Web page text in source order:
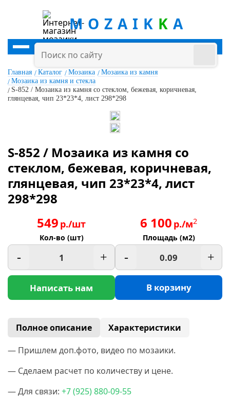
MOZAIK K A
Главная Каталог Мозаика
Мозаика из камня
Мозаика из камня и стекла
S-852 / Мозаика из камня со стеклом, бежевая, коричневая,
глянцевая, чип 23*23*4, лист 298*298
S-852 / Мозаика из камня со
стеклом, бежевая, коричневая,
глянцевая, чип 23*23*4, лист
298*298
549 р./шт
Кол-во (шт)
- +
Написать нам
6 100 р./м2
Площадь (м2)
- +
В корзину
Полное описание
Характеристики
— Пришлем доп.фото, видео по мозаики.
— Сделаем расчет по количеству и цене.
— Для связи: +7(925) 880-09-55